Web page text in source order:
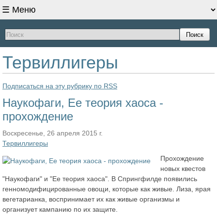
Поиск
Тервиллигеры
Подписаться на эту рубрику по RSS
Наукофаги, Ее теория хаоса -
прохождение
Воскресенье, 26 апреля 2015 г.
Тервиллигеры
Прохождение
новых квестов
"Наукофаги" и "Ее теория хаоса". В Спрингфилде появились
генномодифицированные овощи, которые как живые. Лиза, ярая
вегетарианка, воспринимает их как живые организмы и
организует кампанию по их защите.